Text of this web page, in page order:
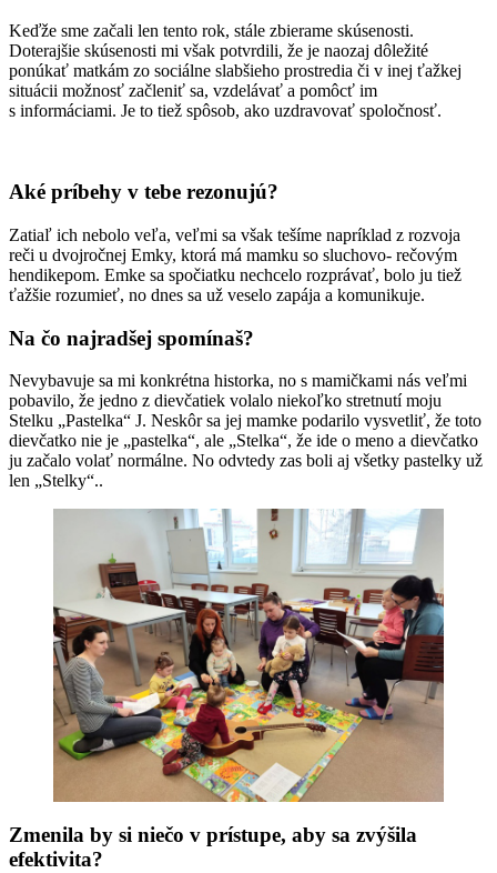
Keďže sme začali len tento rok, stále zbierame skúsenosti.
Doterajšie skúsenosti mi však potvrdili, že je naozaj dôležité
ponúkať matkám zo sociálne slabšieho prostredia či v inej ťažkej
situácii možnosť začleniť sa, vzdelávať a pomôcť im
s informáciami. Je to tiež spôsob, ako uzdravovať spoločnosť.
Aké príbehy v tebe rezonujú?
Zatiaľ ich nebolo veľa, veľmi sa však tešíme napríklad z rozvoja
reči u dvojročnej Emky, ktorá má mamku so sluchovo- rečovým
hendikepom. Emke sa spočiatku nechcelo rozprávať, bolo ju tiež
ťažšie rozumieť, no dnes sa už veselo zapája a komunikuje.
Na čo najradšej spomínaš?
Nevybavuje sa mi konkrétna historka, no s mamičkami nás veľmi
pobavilo, že jedno z dievčatiek volalo niekoľko stretnutí moju
Stelku „Pastelka“ J. Neskôr sa jej mamke podarilo vysvetliť, že toto
dievčatko nie je „pastelka“, ale „Stelka“, že ide o meno a dievčatko
ju začalo volať normálne. No odvtedy zas boli aj všetky pastelky už
len „Stelky“..
Zmenila by si niečo v prístupe, aby sa zvýšila
efektivita?